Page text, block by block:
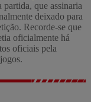
que assinaria
deixado para
Recorde-se que
oficialmente há
oficiais pela